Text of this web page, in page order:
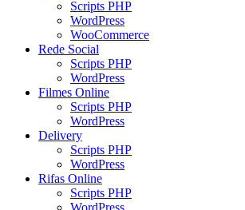
Scripts PHP
WordPress
WooCommerce
Rede Social
Scripts PHP
WordPress
Filmes Online
Scripts PHP
WordPress
Delivery
Scripts PHP
WordPress
Rifas Online
Scripts PHP
WordPress